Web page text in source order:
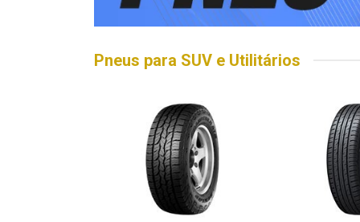
Pneus para SUV e Utilitários